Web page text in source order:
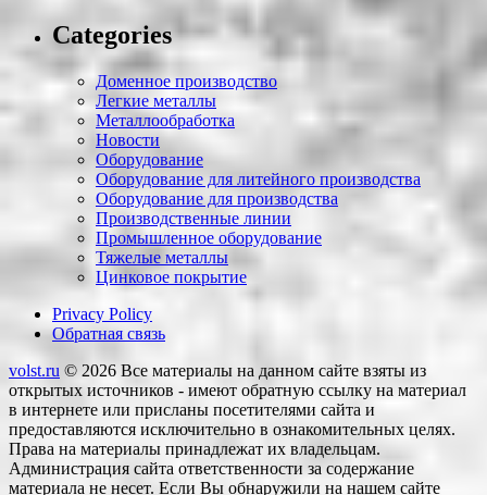
Categories
Доменное производство
Легкие металлы
Металлообработка
Новости
Оборудование
Оборудование для литейного производства
Оборудование для производства
Производственные линии
Промышленное оборудование
Тяжелые металлы
Цинковое покрытие
Privacy Policy
Обратная связь
volst.ru © 2026 Все материалы на данном сайте взяты из
открытых источников - имеют обратную ссылку на материал
в интернете или присланы посетителями сайта и
предоставляются исключительно в ознакомительных целях.
Права на материалы принадлежат их владельцам.
Администрация сайта ответственности за содержание
материала не несет. Если Вы обнаружили на нашем сайте